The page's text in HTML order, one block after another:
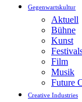
Gegenwartskultur
Aktuell
Bühne
Kunst
Film
Musik
Future
Creative Industries